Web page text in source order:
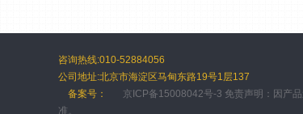
咨询热线:010-52884056
公司地址:北京市海淀区马甸东路19号1层137
备案号：
京ICP备15008042号-3 免责声明：因产
准。